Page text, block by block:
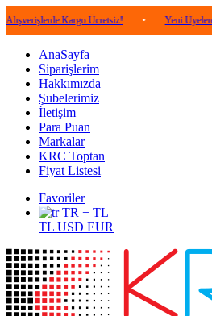
Kargo Ücretsiz! • Yeni Üyelere Özel 50
AnaSayfa
Siparişlerim
Hakkımızda
Şubelerimiz
İletişim
Para Puan
Markalar
KRC Toptan
Fiyat Listesi
Favoriler
TR − TL
TL USD EUR